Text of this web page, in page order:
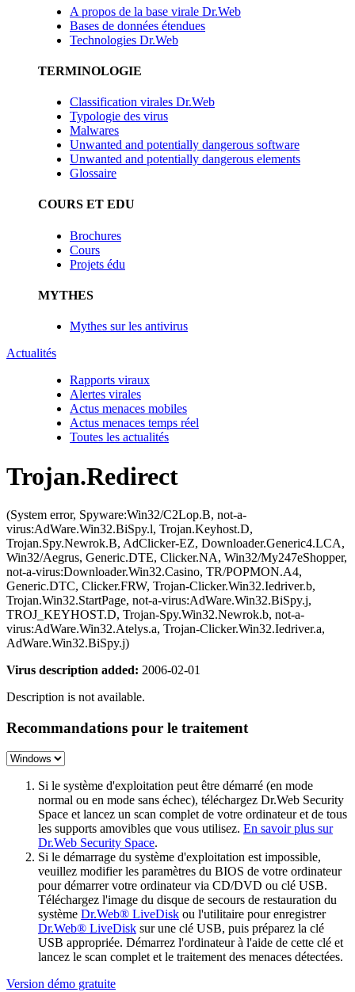
A propos de la base virale Dr.Web
Bases de données étendues
Technologies Dr.Web
TERMINOLOGIE
Classification virales Dr.Web
Typologie des virus
Malwares
Unwanted and potentially dangerous software
Unwanted and potentially dangerous elements
Glossaire
COURS ET EDU
Brochures
Cours
Projets édu
MYTHES
Mythes sur les antivirus
Actualités
Rapports viraux
Alertes virales
Actus menaces mobiles
Actus menaces temps réel
Toutes les actualités
Trojan.Redirect
(System error, Spyware:Win32/C2Lop.B, not-a-
virus:AdWare.Win32.BiSpy.l, Trojan.Keyhost.D,
Trojan.Spy.Newrok.B, AdClicker-EZ, Downloader.Generic4.LCA,
Win32/Aegrus, Generic.DTE, Clicker.NA, Win32/My247eShopper,
not-a-virus:Downloader.Win32.Casino, TR/POPMON.A4,
Generic.DTC, Clicker.FRW, Trojan-Clicker.Win32.Iedriver.b,
Trojan.Win32.StartPage, not-a-virus:AdWare.Win32.BiSpy.j,
TROJ_KEYHOST.D, Trojan-Spy.Win32.Newrok.b, not-a-
virus:AdWare.Win32.Atelys.a, Trojan-Clicker.Win32.Iedriver.a,
AdWare.Win32.BiSpy.j)
Virus description added: 2006-02-01
Description is not available.
Recommandations pour le traitement
Si le système d'exploitation peut être démarré (en mode
normal ou en mode sans échec), téléchargez Dr.Web Security
Space et lancez un scan complet de votre ordinateur et de tous
les supports amovibles que vous utilisez. En savoir plus sur
Dr.Web Security Space.
Si le démarrage du système d'exploitation est impossible,
veuillez modifier les paramètres du BIOS de votre ordinateur
pour démarrer votre ordinateur via CD/DVD ou clé USB.
Téléchargez l'image du disque de secours de restauration du
système Dr.Web® LiveDisk ou l'utilitaire pour enregistrer
Dr.Web® LiveDisk sur une clé USB, puis préparez la clé
USB appropriée. Démarrez l'ordinateur à l'aide de cette clé et
lancez le scan complet et le traitement des menaces détectées.
Version démo gratuite